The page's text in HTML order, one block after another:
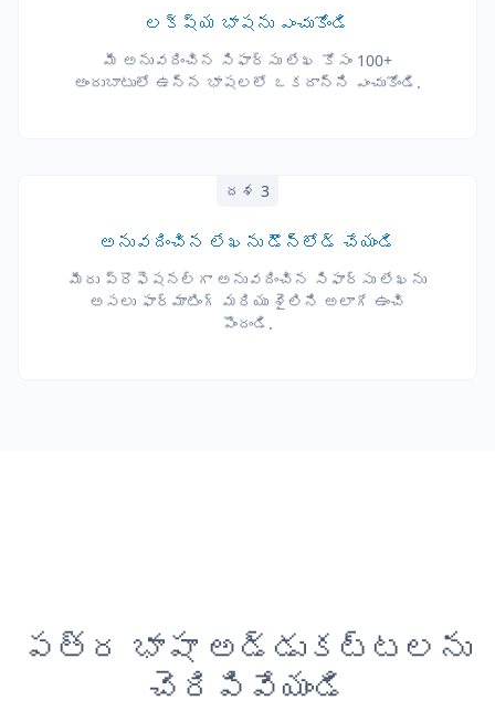
లక్ష్య భాషను ఎంచుకోండి
మీ అనువదించిన సిఫార్సు లేఖ కోసం 100+
అందుబాటులో ఉన్న భాషలలో ఒకదాన్ని ఎంచుకోండి.
దశ 3
అనువదించిన లేఖను డౌన్‌లోడ్ చేయండి
మీరు ప్రొఫెషనల్‌గా అనువదించిన సిఫార్సు లేఖను
అసలు ఫార్మాటింగ్ మరియు శైలిని అలాగే ఉంచి
పొందండి.
పత్ర భాషా అడ్డుకట్టలను
చెరిపివేయండి